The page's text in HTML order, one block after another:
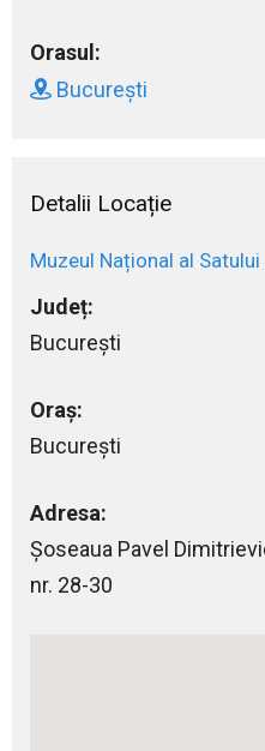
Orasul:
București
Detalii Locație
Muzeul Național al Satului
Județ:
București
Oraș:
București
Adresa:
Șoseaua Pavel
nr. 28-30